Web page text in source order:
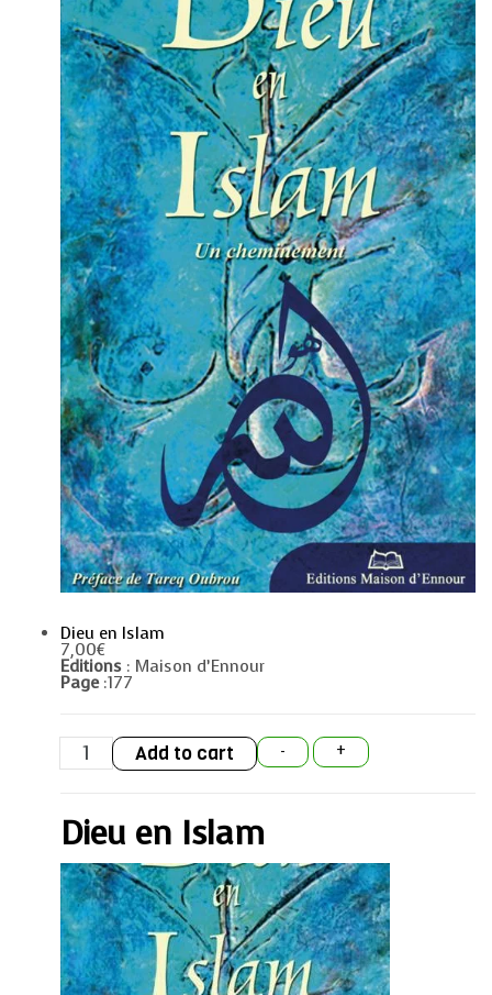
Dieu en Islam
7,00€
Editions : Maison d’Ennour
Page:177
-
Dieu
Islam
+
Add to cart
Dieu en Islam